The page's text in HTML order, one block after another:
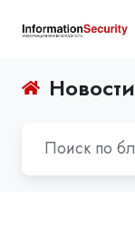
Новости